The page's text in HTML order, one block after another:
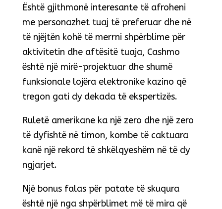
Është gjithmonë interesante të afroheni
me personazhet tuaj të preferuar dhe në
të njëjtën kohë të merrni shpërblime për
aktivitetin dhe aftësitë tuaja, Cashmo
është një mirë-projektuar dhe shumë
funksionale lojëra elektronike kazino që
tregon gati dy dekada të ekspertizës.
Ruletë amerikane ka një zero dhe një zero
të dyfishtë në timon, kombe të caktuara
kanë një rekord të shkëlqyeshëm në të dy
ngjarjet.
Një bonus falas për patate të skuqura
është një nga shpërblimet më të mira që